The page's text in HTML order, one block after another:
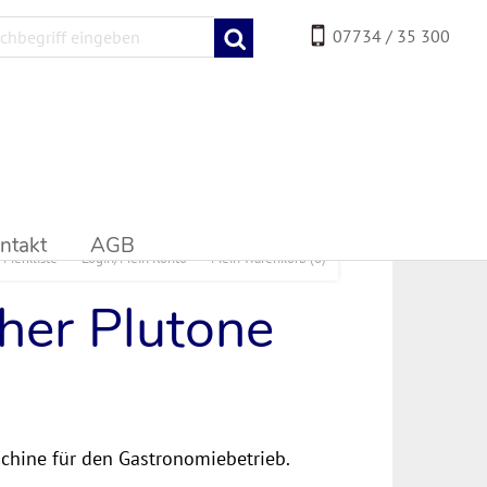
07734 / 35 300
AGB Mein Warenkorb(0)
Login/Mein Konto
Merkliste
Plutone
für den Gastronomiebetrieb.